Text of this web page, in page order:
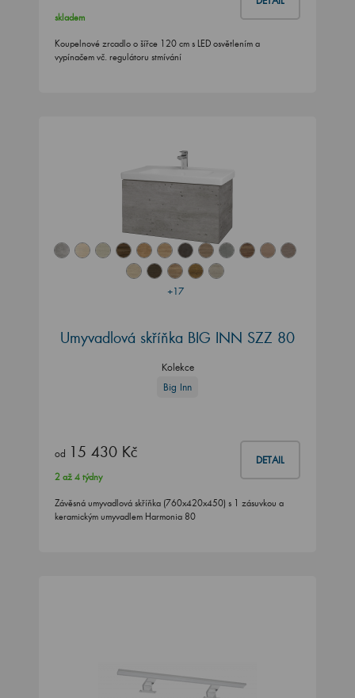
skladem
Koupelnové zrcadlo o šířce 120 cm s LED osvětlením a
vypínačem vč. regulátoru stmívání
+17
Umyvadlová skříňka BIG INN SZZ 80
Kolekce
Big Inn
od 15 430 Kč DETAIL
2 až 4 týdny
Závěsná umyvadlová skříňka (760x420x450) s 1 zásuvkou a
keramickým umyvadlem Harmonia 80